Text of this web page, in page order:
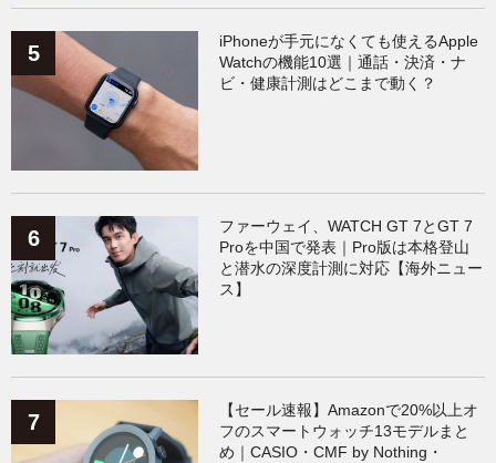
iPhoneが手元になくても使えるApple
Watchの機能10選｜通話・決済・ナ
ビ・健康計測はどこまで動く？
ファーウェイ、WATCH GT 7とGT 7
Proを中国で発表｜Pro版は本格登山
と潜水の深度計測に対応【海外ニュー
ス】
【セール速報】Amazonで20%以上オ
フのスマートウォッチ13モデルまと
め｜CASIO・CMF by Nothing・